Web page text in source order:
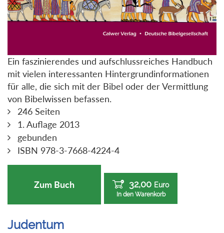
Ein faszinierendes und aufschlussreiches Handbuch
mit vielen interessanten Hintergrundinformationen
für alle, die sich mit der Bibel oder der Vermittlung
von Bibelwissen befassen.
246 Seiten
1. Auflage 2013
gebunden
ISBN 978-3-7668-4224-4
Zum Buch 32,00 Euro
In den Warenkorb
Judentum